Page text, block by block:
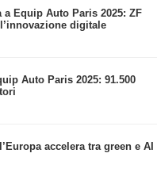
a Equip Auto Paris 2025: ZF
digitale
Auto Paris 2025: 91.500
accelera tra green e AI